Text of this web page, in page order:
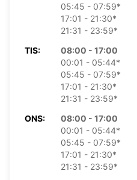
05:45 - 07:59*
17:01 - 21:30*
21:31 - 23:59*
TIS:
08:00 - 17:00
00:01 - 05:44*
05:45 - 07:59*
17:01 - 21:30*
21:31 - 23:59*
ONS:
08:00 - 17:00
00:01 - 05:44*
05:45 - 07:59*
17:01 - 21:30*
21:31 - 23:59*